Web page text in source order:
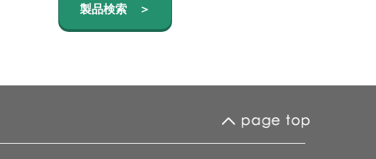
製品検索 ＞